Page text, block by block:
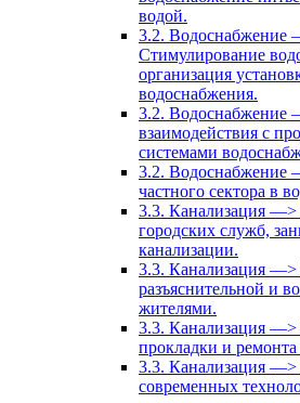
водой.
3.2. Водоснабжение
Стимулирование
организация
водоснабжения.
3.2. Водоснабжение
взаимодействия с
системами
3.2. Водоснабжение
частного сектора в
3.3. Канализация —>
городских служб,
канализации.
3.3. Канализация —>
разъяснительной и
жителями.
3.3. Канализация —>
прокладки и ремонта
3.3. Канализация —>
современных